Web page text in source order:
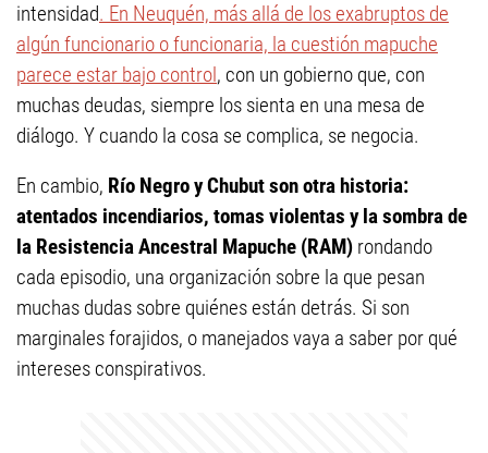
intensidad. En Neuquén, más allá de los exabruptos de
algún funcionario o funcionaria, la cuestión mapuche
parece estar bajo control, con un gobierno que, con
muchas deudas, siempre los sienta en una mesa de
diálogo. Y cuando la cosa se complica, se negocia.
En cambio, Río Negro y Chubut son otra historia:
atentados incendiarios, tomas violentas y la sombra de
la Resistencia Ancestral Mapuche (RAM) rondando
cada episodio, una organización sobre la que pesan
muchas dudas sobre quiénes están detrás. Si son
marginales forajidos, o manejados vaya a saber por qué
intereses conspirativos.